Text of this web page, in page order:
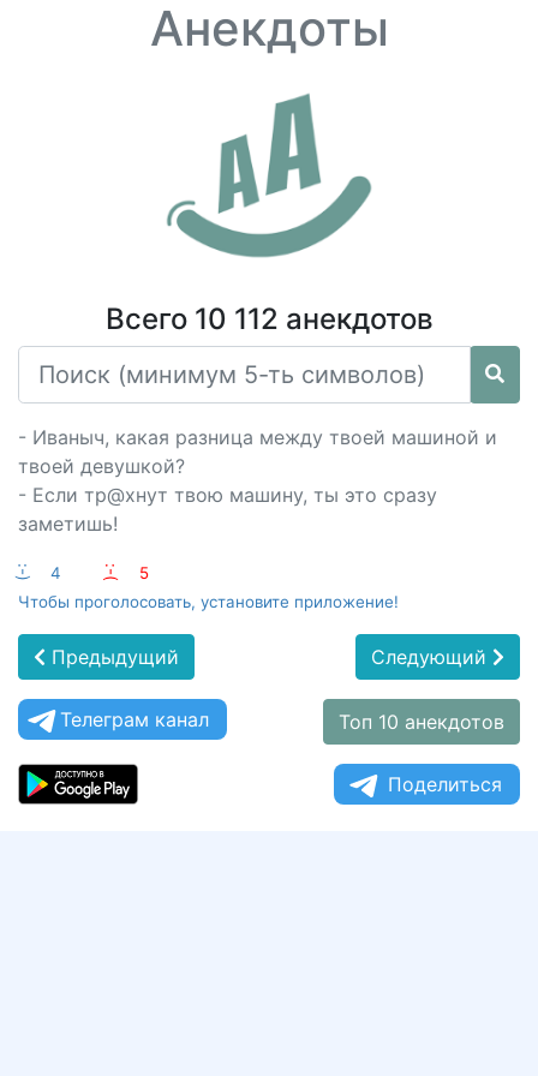
Анекдоты
Всего 10 112 анекдотов
- Иваныч, какая разница между твоей машиной и
твоей девушкой?
- Если тр@хнут твою машину, ты это сразу
заметишь!
:-) 4 :-(
5
Чтобы проголосовать, установите приложение!
Предыдущий Следующий
Телеграм канал Топ 10 анекдотов
Поделиться